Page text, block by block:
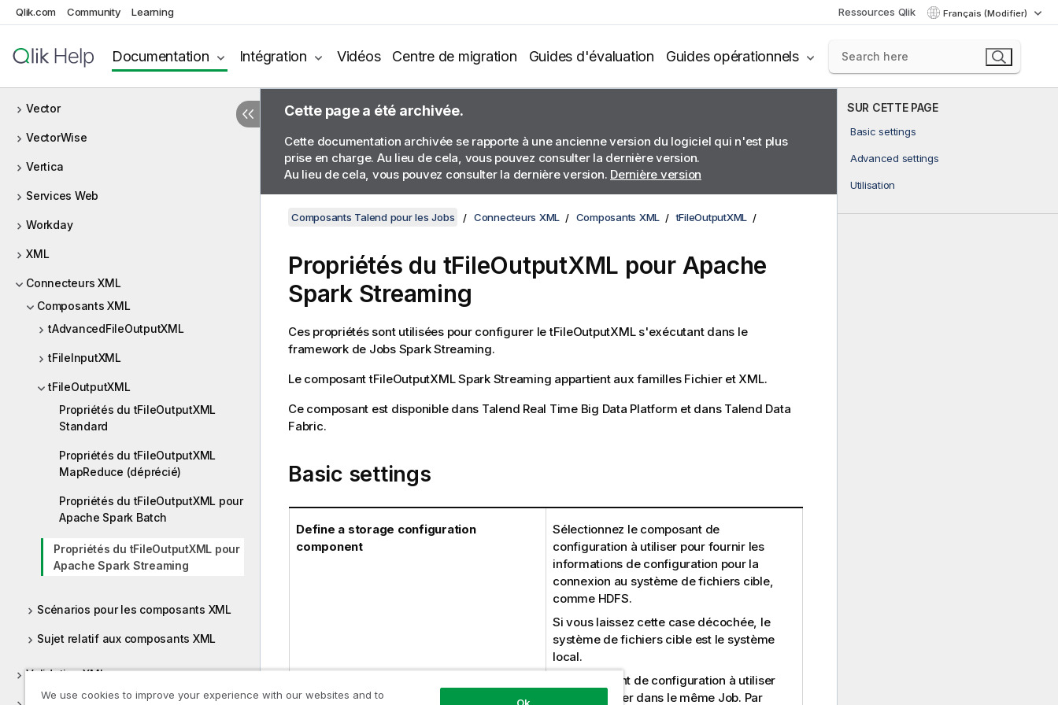
Qlik.com Community Learning Ressources Qlik Français (Modifier)
Documentation Intégration Vidéos Centre de migration Guides d'évaluation Guides opérationnels
tSocketTextStreamInput
Vector
VectorWise
Vertica
Services Web
Workday
XML
Connecteurs XML
Composants XML
tAdvancedFileOutputXML
tFileInputXML
tFileOutputXML
Propriétés du tFileOutputXML
Standard
Propriétés du tFileOutputXML
MapReduce (déprécié)
Propriétés du tFileOutputXML pour
Apache Spark Batch
Propriétés du tFileOutputXML pour
Apache Spark Streaming
Scénarios pour les composants XML
Sujet relatif aux composants XML
Validation XML
SUR CETTE PAGE
Basic settings
Advanced settings
Utilisation
Cette page a été archivée.
Cette documentation archivée se rapporte à une ancienne version du logiciel qui n'est plus
prise en charge. Au lieu de cela, vous pouvez consulter la dernière version.
Au lieu de cela, vous pouvez consulter la dernière version. Dernière version
Composants Talend pour les Jobs Connecteurs XML Composants XML tFileOutputXML
Propriétés du tFileOutputXML pour Apache
Spark Streaming
Ces propriétés sont utilisées pour configurer letFileOutputXMLs'exécutant dans le
framework de Jobs Spark Streaming.
Le composanttFileOutputXMLSpark Streaming appartient aux familles Fichieret XML.
Ce composant est disponible dans Talend Real Time Big Data Platform et dans Talend Data
Fabric.
Basic settings
Define a storage configuration
component
Sélectionnez le composant de
configuration à utiliser pour fournir les
informations de configuration pour la
connexion au système de fichiers cible,
comme HDFS.
Si vous laissez cette case décochée, le
système de fichiers cible est le système
local.
Le composant de configuration à utiliser
doit se trouver dans le même Job. Par
We use cookies to improve your experience with our websites and to